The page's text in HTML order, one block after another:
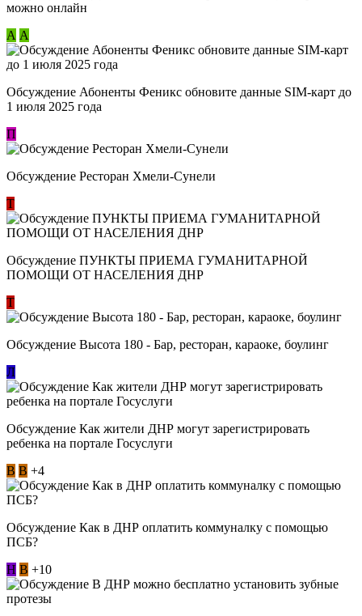
можно онлайн
А А
Обсуждение Абоненты Феникс обновите данные SIM-карт до
1 июля 2025 года
П
Обсуждение Ресторан Хмели-Сунели
Т
Обсуждение ​ПУНКТЫ ПРИЕМА ГУМАНИТАРНОЙ
ПОМОЩИ ОТ НАСЕЛЕНИЯ ДНР
Т
Обсуждение Высота 180 - Бар, ресторан, караоке, боулинг
Л
Обсуждение Как жители ДНР могут зарегистрировать
ребенка на портале Госуслуги
В В +4
Обсуждение Как в ДНР оплатить коммуналку с помощью
ПСБ?
Н В +10